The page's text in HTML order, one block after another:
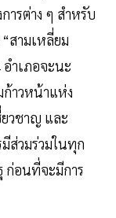
ารต่าง ๆ สำหรับ
สามเหลี่ยม
ำเภอจะนะ
ก้าวหน้าแห่ง
วชาญ และ
ส่วมร่วมในทุก
ก่อนที่จะมีการ